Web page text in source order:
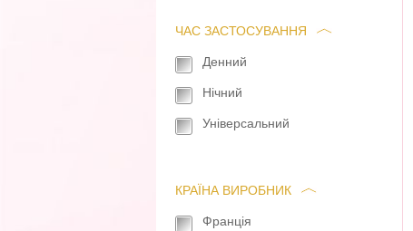
ЧАС ЗАСТОСУВАННЯ
Денний
Нічний
Універсальний
КРАЇНА ВИРОБНИК
Франція